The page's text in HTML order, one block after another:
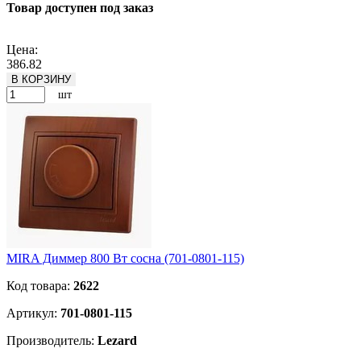
Товар доступен под заказ
Цена:
386.82
В КОРЗИНУ
шт
MIRA Диммер 800 Вт сосна (701-0801-115)
Код товара: 2622
Артикул: 701-0801-115
Производитель: Lezard